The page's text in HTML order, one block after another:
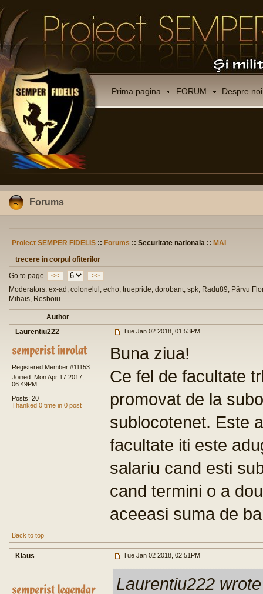
Prima pagina FORUM Despre noi
Forums
Proiect SEMPER FIDELIS :: Forums :: Securitate nationala :: MAI
trecere in corpul ofiterilor
Go to page
<<
>>
Moderators: ex-ad, colonelul, echo, truepride, dorobant, spk, Radu89, Pârvu
Mihais, Resboiu
Author
Laurentiu222
Tue Jan 02 2018, 01:53PM
Registered Member #11153
Joined: Mon Apr 17 2017,
06:49PM
Posts: 20
Thanked 0 time in 0 post
Buna ziua!
Ce fel de facultate
promovat de la
sublocotenet. Este
facultate iti este
salariu cand esti
cand termini o a
aceeasi suma de
Back to top
Klaus Tue Jan 02 2018, 02:51PM
Laurentiu222 wrote